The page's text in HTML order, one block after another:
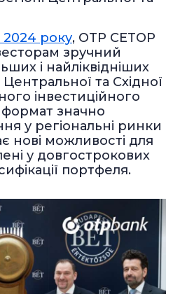
2024 року, OTP CETOP
зручний
і найліквідніших
та Східної
інвестиційного
формат значно
у регіональні ринки
нові можливості для
у довгострокових
портфеля.